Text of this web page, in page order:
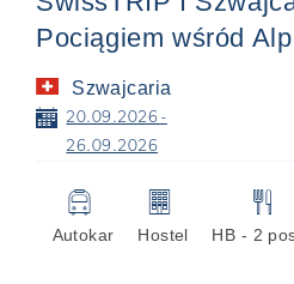
Pociągiem wśród Alp
Szwajcaria
📅 20.09.2026 -
26.09.2026
🚍
Autokar
🏢
Hostel
🍴
HB - 2